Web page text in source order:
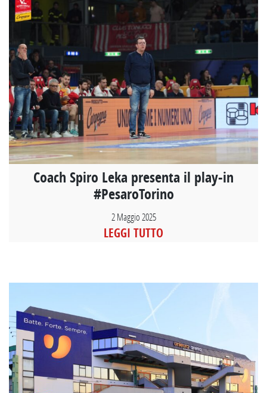
Coach Spiro Leka presenta il play-in
#PesaroTorino
2 Maggio 2025
LEGGI TUTTO